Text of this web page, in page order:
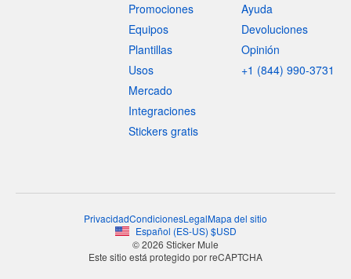
Promociones
Equipos
Plantillas
Usos
Mercado
Integraciones
Stickers gratis
Ayuda
Devoluciones
Opinión
+1 (844) 990-3731
PrivacidadCondicionesLegalMapa del sitio
Español (ES-US) $USD
© 2026 Sticker Mule
Este sitio está protegido por reCAPTCHA